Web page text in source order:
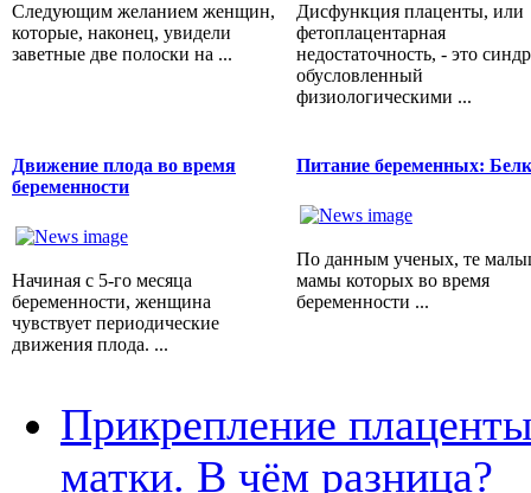
Следующим желанием женщин,
которые, наконец, увидели
заветные две полоски на ...
Дисфункция плаценты, или
фетоплацентарная
недостаточность, - это
обусловленный
физиологическими ...
Движение плода во время
беременности
Начиная с 5-го месяца
беременности, женщина
чувствует периодические
движения плода. ...
Питание беременных:
По данным ученых, те
мамы которых во время
беременности ...
Прикрепление
матки. В чём разница?